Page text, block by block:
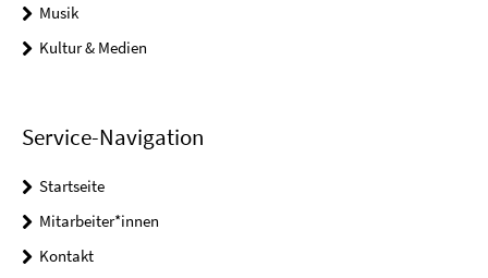
Musik
Kultur & Medien
Service-Navigation
Startseite
Mitarbeiter*innen
Kontakt